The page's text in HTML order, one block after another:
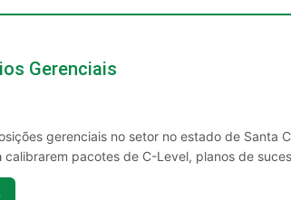
Gerenciais
gerenciais no setor no estado de Santa
calibrarem pacotes de C-Level, planos de